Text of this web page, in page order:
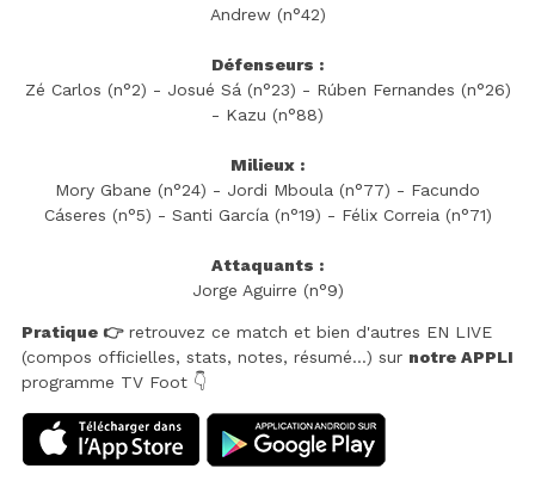
Andrew (n°42)
Défenseurs :
Zé Carlos (n°2) - Josué Sá (n°23) - Rúben Fernandes (n°26)
- Kazu (n°88)
Milieux :
Mory Gbane (n°24) - Jordi Mboula (n°77) - Facundo
Cáseres (n°5) - Santi García (n°19) - Félix Correia (n°71)
Attaquants :
Jorge Aguirre (n°9)
Pratique 👉retrouvez ce match et bien d'autres EN LIVE
(compos officielles, stats, notes, résumé...) sur notre APPLI
programme TV Foot 👇